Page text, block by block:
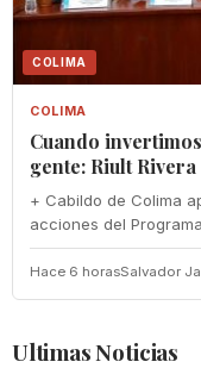
COLIMA
COLIMA
Cuando
gente: Riult Rivera
+ Cabildo de Colima
acciones del
Hace 6 horasSalvador
Ultimas Noticias